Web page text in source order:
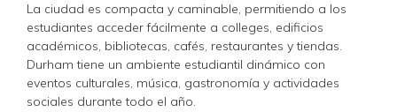
La ciudad es compacta y caminable, permitiendo a los
estudiantes acceder fácilmente a colleges, edificios
académicos, bibliotecas, cafés, restaurantes y tiendas.
Durham tiene un ambiente estudiantil dinámico con
eventos culturales, música, gastronomía y actividades
sociales durante todo el año.